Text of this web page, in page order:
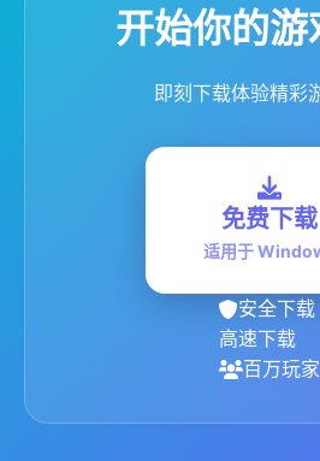
开始你的游
即刻下载体验精彩
免费下载
适用于
安全下载
高速下载
百万玩家